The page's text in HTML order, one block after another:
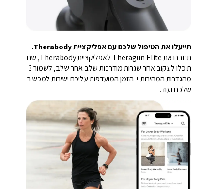
תייעלו את הטיפול שלכם עם אפליקציית Therabody.
תחברו את Theragun Elite לאפליקציית Therabody, שם
תוכלו לעקוב אחר שגרות מודרכות שלב אחר שלב, לשמור 3
מהגדרות המהירות + הזמן המועדפות עליכם ישירות למכשיר
שלכם ועוד.